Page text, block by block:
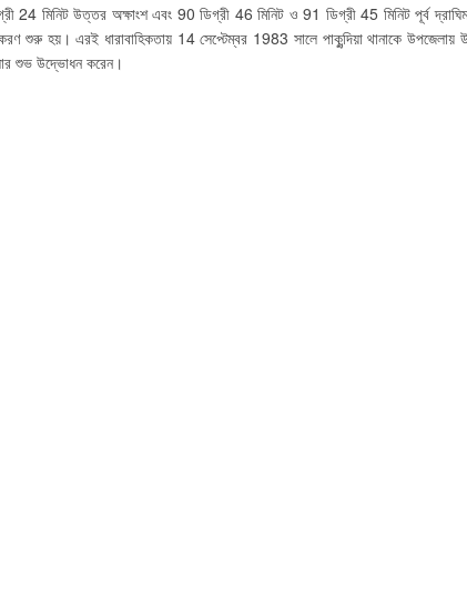
24 মিনিট উত্তর অক্ষাংশ এবং 90 ডিগ্রী 46 মিনিট ও 91 ডিগ্রী 45 মিনিট পূর্ব
শুরু হয়। এরই ধারাবাহিকতায় 14 সেপ্টেম্বর 1983 সালে পাকুন্দিয়া থানাকে উপজেলায়
শুভ উদ্ভোধন করেন।